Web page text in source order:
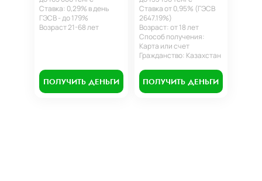
Ставка: 0,29% в день
ГЭСВ - до 179%
Возраст 21-68 лет
ПОЛУЧИТЬ ДЕНЬГИ
Ставка от 0,95% (ГЭСВ
2647.19%)
Возраст: от 18 лет
Способ получения:
Карта или счет
Гражданство: Казахстан
ПОЛУЧИТЬ ДЕНЬГИ